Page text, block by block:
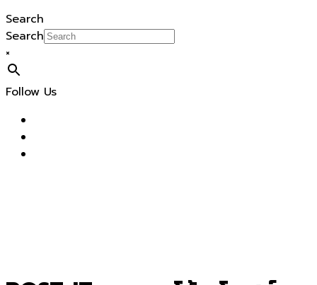
Search
Search
×
Follow Us